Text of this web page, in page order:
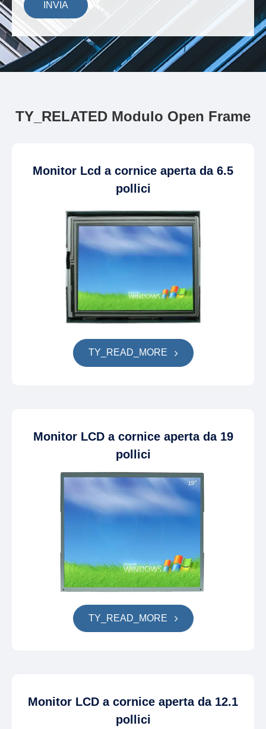
INVIA
TY_RELATED Modulo Open Frame
Monitor Lcd a cornice aperta da 6.5
pollici
TY_READ_MORE
Monitor LCD a cornice aperta da 19
pollici
TY_READ_MORE
Monitor LCD a cornice aperta da 12.1
pollici